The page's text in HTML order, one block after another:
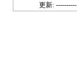
更新: ----------